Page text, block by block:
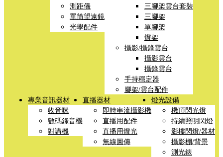
測距儀
單筒望遠鏡
光學配件
三腳架雲台套裝
三腳架
單腳架
燈架
攝影/攝錄雲台
攝影雲台
攝錄雲台
手持穩定器
腳架/雲台配件
專業音訊器材
收音咪
數碼錄音機
對講機
直播器材
即時串流攝影機
直播用配件
直播用燈光
無線圖傳
燈光設備
機頂閃光燈
持續照明閃燈
影樓閃燈/器材
攝影棚/背景
測光錶